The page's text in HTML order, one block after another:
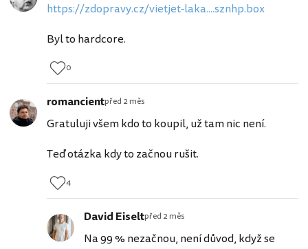
https://zdopravy.cz/vietjet-laka....sznhp.box
Byl to hardcore.
0
romancientpřed 2 měs
Gratuluji všem kdo to koupil, už tam nic není.
Teď otázka kdy to začnou rušit.
4
David Eiseltpřed 2 měs
Na 99 % nezačnou, není důvod, když se